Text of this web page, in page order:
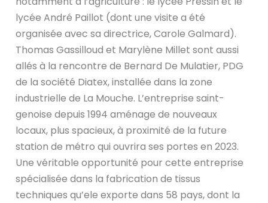
lycée André Paillot (dont une visite a été
organisée avec sa directrice, Carole Galmard).
Thomas Gassilloud et Marylène Millet sont aussi
allés à la rencontre de Bernard De Mulatier, PDG
de la société Diatex, installée dans la zone
industrielle de La Mouche. L’entreprise saint-
genoise depuis 1994 aménage de nouveaux
locaux, plus spacieux, à proximité de la future
station de métro qui ouvrira ses portes en 2023.
Une véritable opportunité pour cette entreprise
spécialisée dans la fabrication de tissus
techniques qu’ele exporte dans 58 pays, dont la